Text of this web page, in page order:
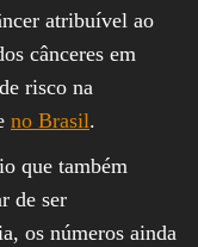
atribuível ao
cânceres em
risco na
no Brasil.
que também
de ser
os números ainda